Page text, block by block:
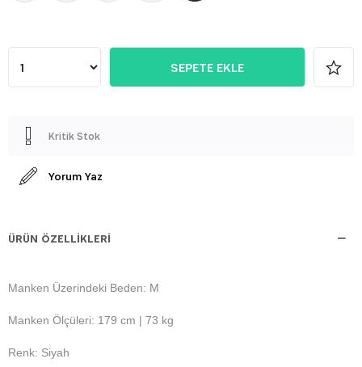
Kritik Stok
Yorum Yaz
ÜRÜN ÖZELLIKLERI
Manken Üzerindeki Beden: M
Manken Ölçüleri: 179 cm | 73 kg
Renk: Siyah